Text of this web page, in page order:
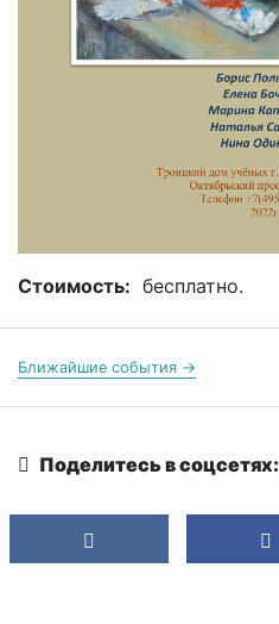
Стоимость: бесплатно.
Ближайшие события →
Поделитесь в соцсетях: